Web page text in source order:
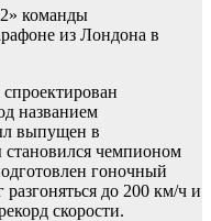
команды
из Лондона в
названием
выпущен в
чемпионом
гоночный
до 200 км/ч и
скорости.